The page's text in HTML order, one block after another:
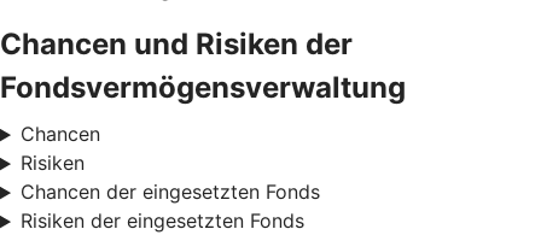
Chancen und Risiken der
Fondsvermögensverwaltung
Chancen
Risiken
Chancen der eingesetzten Fonds
Risiken der eingesetzten Fonds